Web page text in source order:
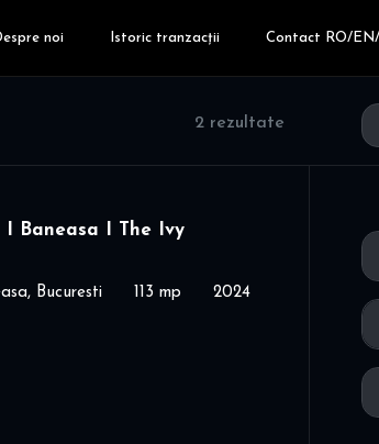
noi Istoric tranzacții Contact RO/
2 rezultate
Baneasa I The Ivy
Bucuresti 113 mp 2024